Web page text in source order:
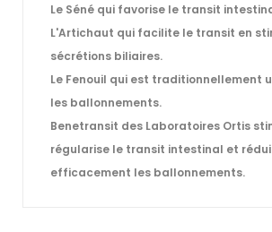
Le Séné qui favorise le transit
L'Artichaut qui facilite le transit en
sécrétions biliaires.
Le Fenouil qui est traditionnellement
les ballonnements.
Benetransit des Laboratoires Ortis
régularise le transit intestinal et
efficacement les ballonnements.